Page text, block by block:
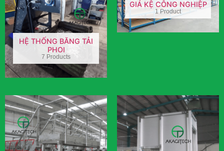
HỆ THỐNG BĂNG TẢI
PHOI
7 Products
GIÁ KỆ CÔNG NGHIỆP
1 Product